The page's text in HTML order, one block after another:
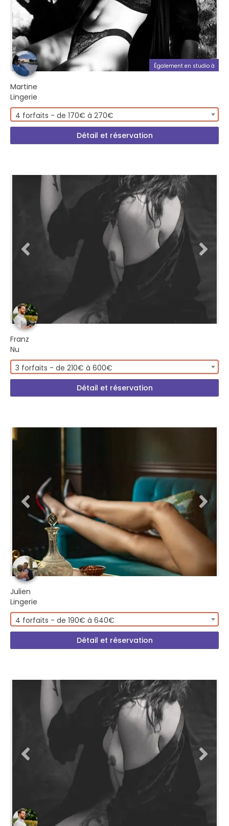
Également en studio à
Martine
Lingerie
4 forfaits - de 170€ à 270€
Détail et réservation
Franz
Nu
3 forfaits - de 210€ à 600€
Détail et réservation
Julien
Lingerie
4 forfaits - de 190€ à 640€
Détail et réservation